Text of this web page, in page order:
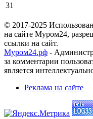
31
© 2017-2025
на сайте Муром24,
ссылки на сайт.
Муром24.рф -
за комментарии
является
Реклама на сайте